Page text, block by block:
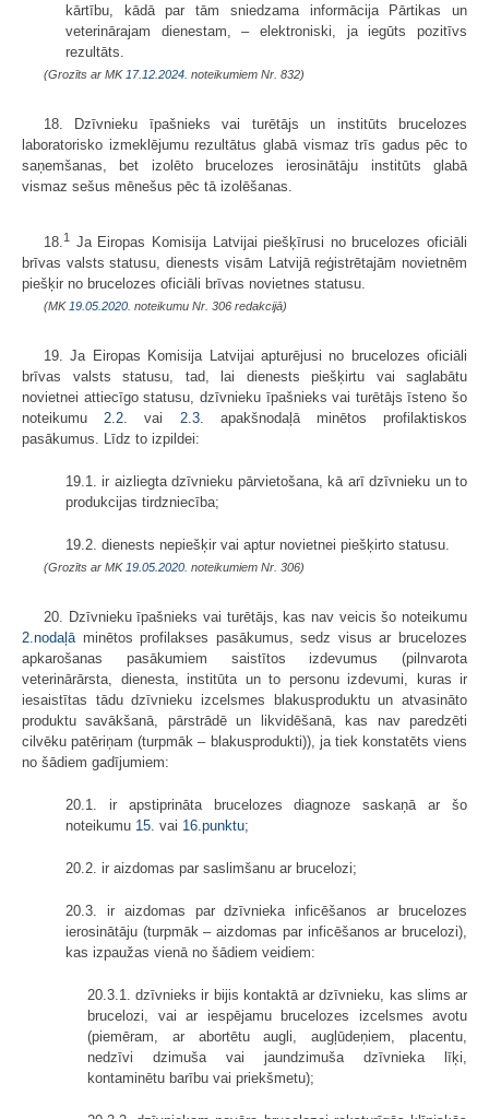
kārtību, kādā par tām sniedzama informācija Pārtikas un
veterinārajam dienestam, – elektroniski, ja iegūts pozitīvs
rezultāts.
(Grozīts ar MK 17.12.2024. noteikumiem Nr. 832)
18. Dzīvnieku īpašnieks vai turētājs un institūts brucelozes
laboratorisko izmeklējumu rezultātus glabā vismaz trīs gadus pēc to
saņemšanas, bet izolēto brucelozes ierosinātāju institūts glabā
vismaz sešus mēnešus pēc tā izolēšanas.
18.1
Ja Eiropas Komisija Latvijai piešķīrusi no brucelozes oficiāli
brīvas valsts statusu, dienests visām Latvijā reģistrētajām novietnēm
piešķir no brucelozes oficiāli brīvas novietnes statusu.
(MK 19.05.2020. noteikumu Nr. 306 redakcijā)
19. Ja Eiropas Komisija Latvijai apturējusi no brucelozes oficiāli
brīvas valsts statusu, tad, lai dienests piešķirtu vai saglabātu
novietnei attiecīgo statusu, dzīvnieku īpašnieks vai turētājs īsteno šo
noteikumu2.2. vai 2.3. apakšnodaļā minētos profilaktiskos
pasākumus. Līdz to izpildei:
19.1. ir aizliegta dzīvnieku pārvietošana, kā arī dzīvnieku un to
produkcijas tirdzniecība;
19.2. dienests nepiešķir vai aptur novietnei piešķirto statusu.
(Grozīts ar MK 19.05.2020. noteikumiem Nr. 306)
20. Dzīvnieku īpašnieks vai turētājs, kas nav veicis šo noteikumu
2.nodaļāminētos profilakses pasākumus, sedz visus ar brucelozes
apkarošanas pasākumiem saistītos izdevumus (pilnvarota
veterinārārsta, dienesta, institūta un to personu izdevumi, kuras ir
iesaistītas tādu dzīvnieku izcelsmes blakusproduktu un atvasināto
produktu savākšanā, pārstrādē un likvidēšanā, kas nav paredzēti
cilvēku patēriņam (turpmāk – blakusprodukti)), ja tiek konstatēts viens
no šādiem gadījumiem:
20.1. ir apstiprināta brucelozes diagnoze saskaņā ar šo
noteikumu 15. vai 16.punktu;
20.2. ir aizdomas par saslimšanu ar brucelozi;
20.3. ir aizdomas par dzīvnieka inficēšanos ar brucelozes
ierosinātāju (turpmāk – aizdomas par inficēšanos ar brucelozi),
kas izpaužas vienā no šādiem veidiem:
20.3.1. dzīvnieks ir bijis kontaktā ar dzīvnieku, kas slims ar
brucelozi, vai ar iespējamu brucelozes izcelsmes avotu
(piemēram, ar abortētu augli, augļūdeņiem, placentu,
nedzīvi dzimuša vai jaundzimuša dzīvnieka līķi,
kontaminētu barību vai priekšmetu);